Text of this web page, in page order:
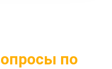
по